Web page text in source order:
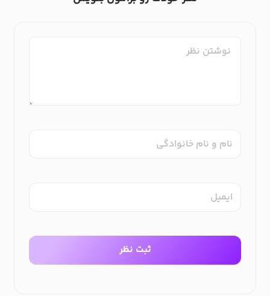
نام و نام خانوادگی
ایمیل
ثبت نظر